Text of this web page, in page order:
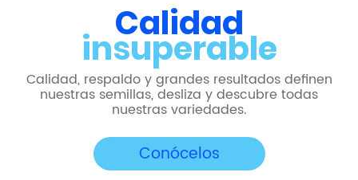
Calidad
insuperable
Calidad, respaldo y grandes resultados definen
nuestras semillas, desliza y descubre todas
nuestras variedades.
Conócelos